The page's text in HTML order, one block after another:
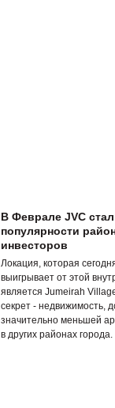
В Феврале JVC
популярности
инвесторов
Локация, которая
выигрывает от этой
является Jumeirah
секрет - недвижимость,
значительно меньшей
в других районах города.